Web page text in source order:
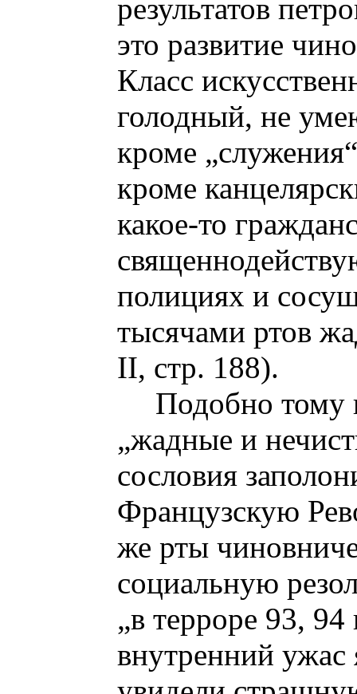
результатов
это развитие
Класс
голодный, не
кроме
кроме
какое-то
полициях и
тысячами ртов
II, стр. 188).
Подобно тому
„жадные и
сословия
Французскую
же рты
социальную
„в терроре 93, 94
внутренний ужас